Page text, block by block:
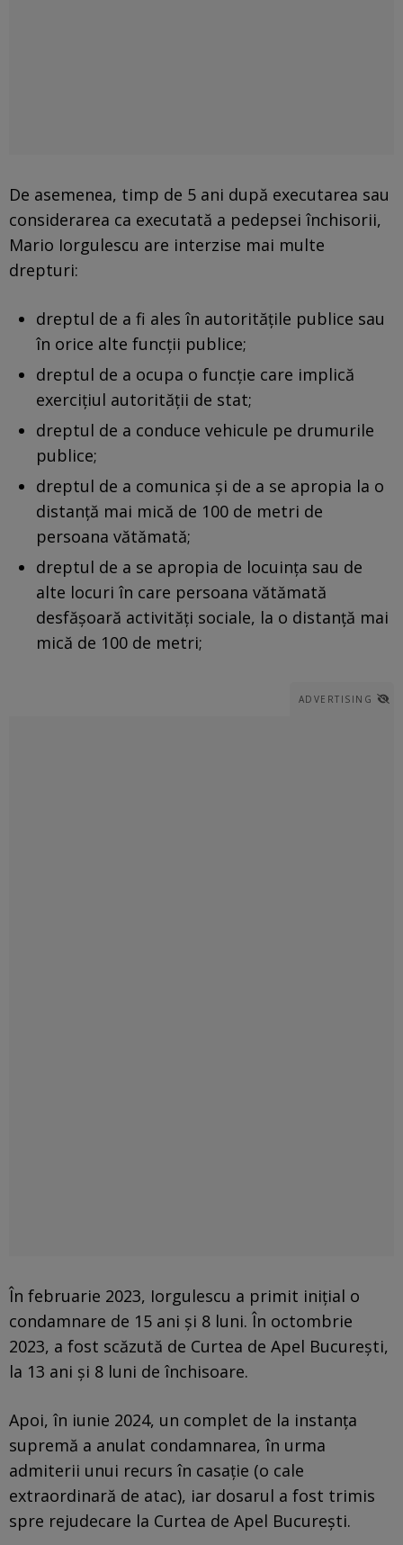
De asemenea, timp de 5 ani după executarea sau
considerarea ca executată a pedepsei închisorii,
Mario Iorgulescu are interzise mai multe
drepturi:
dreptul de a fi ales în autoritățile publice sau
în orice alte funcții publice;
dreptul de a ocupa o funcție care implică
exercițiul autorității de stat;
dreptul de a conduce vehicule pe drumurile
publice;
dreptul de a comunica și de a se apropia la o
distanță mai mică de 100 de metri de
persoana vătămată;
dreptul de a se apropia de locuința sau de
alte locuri în care persoana vătămată
desfășoară activități sociale, la o distanță mai
mică de 100 de metri;
ADVERTISING
În februarie 2023, Iorgulescu a primit iniţial o
condamnare de 15 ani şi 8 luni. În octombrie
2023, a fost scăzută de Curtea de Apel Bucureşti,
la 13 ani şi 8 luni de închisoare.
Apoi, în iunie 2024, un complet de la instanţa
supremă a anulat condamnarea, în urma
admiterii unui recurs în casaţie (o cale
extraordinară de atac), iar dosarul a fost trimis
spre rejudecare la Curtea de Apel Bucureşti.